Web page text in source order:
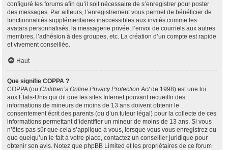
configuré les forums afin qu’il soit nécessaire de s’enregistrer pour poster
des messages. Par ailleurs, l’enregistrement vous permet de bénéficier de
fonctionnalités supplémentaires inaccessibles aux invités comme les
avatars personnalisés, la messagerie privée, l’envoi de courriels aux autres
membres, l’adhésion à des groupes, etc. La création d’un compte est rapide
et vivement conseillée.
Haut
Que signifie COPPA ?
COPPA (ou Children’s Online Privacy Protection Actde 1998) est une loi
aux États-Unis qui dit que les sites Internet pouvant recueillir des
informations de mineurs de moins de 13 ans doivent obtenir le
consentement écrit des parents (ou d’un tuteur légal) pour la collecte de ces
informations permettant d’identifier un mineur de moins de 13 ans. Si vous
n’êtes pas sûr que cela s’applique à vous, lorsque vous vous enregistrez ou
que quelqu’un le fait à votre place, contactez un conseiller juridique pour
obtenir son avis. Notez que phpBB Limited et les propriétaires de ce forum